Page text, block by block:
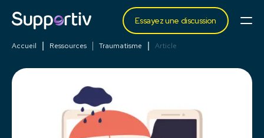
Essayez une discussion
Accueil Ressources Traumatisme Article